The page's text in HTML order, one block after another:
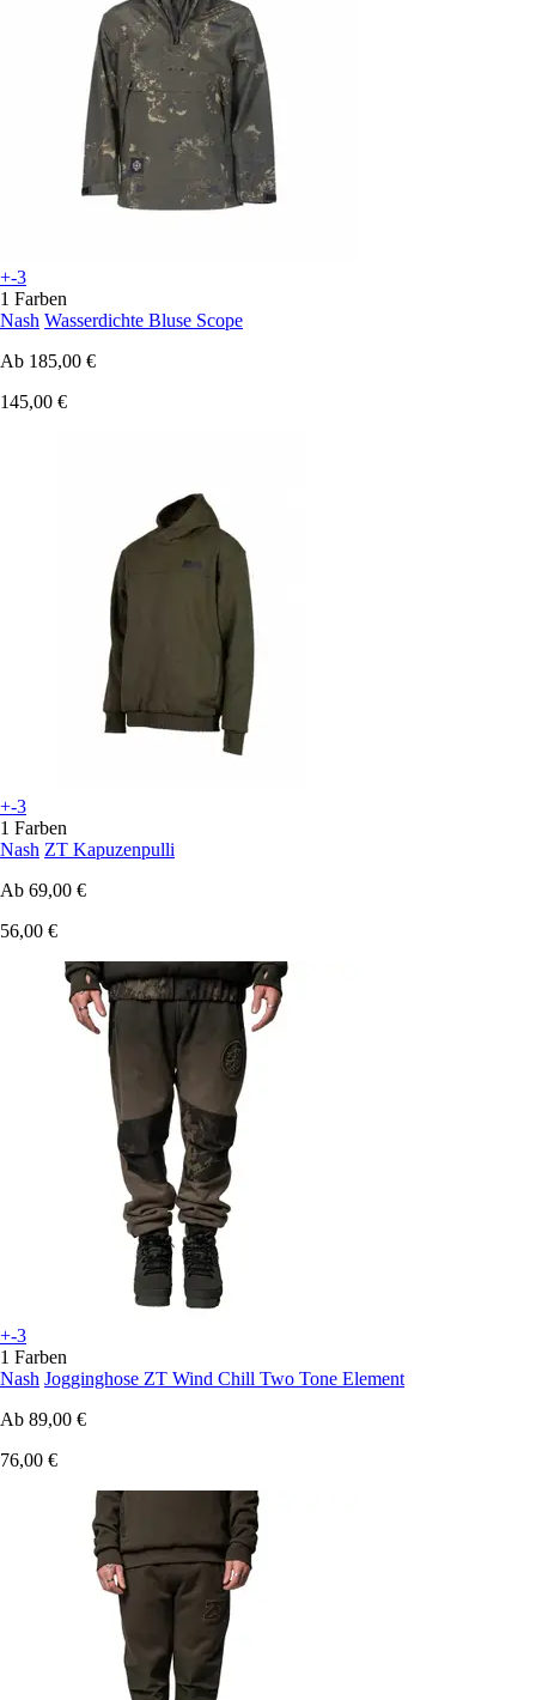
+-3
1 Farben
Nash Wasserdichte Bluse Scope
Ab 185,00 €
145,00 €
+-3
1 Farben
Nash ZT Kapuzenpulli
Ab 69,00 €
56,00 €
+-3
1 Farben
Nash Jogginghose ZT Wind Chill Two Tone Element
Ab 89,00 €
76,00 €